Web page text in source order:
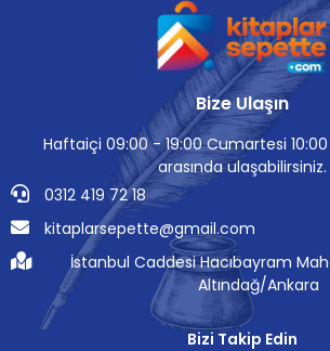
Bize Ulaşın
Haftaiçi 09:00 - 19:00 Cumartesi
arasında ulaşabilirsiniz.
0312 419 72 18
kitaplarsepette@gmail.com
İstanbul Caddesi Hacıbayram
Altındağ/Ankara
Bizi Takip Edin